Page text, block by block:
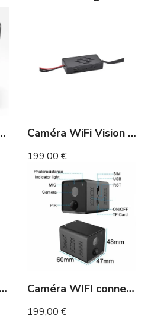
station météo Caméra WiFi Vision Nocturne DIY Full HD Détection de Mouvement
199,00 €
Briquet avec caméra intégrée Full HD 1080p Caméra WIFI connectée longue autonomie détection de mouvement PIR
199,00 €